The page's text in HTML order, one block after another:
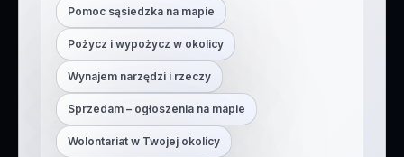
Pomoc sąsiedzka na mapie
Pożycz i wypożycz w okolicy
Wynajem narzędzi i rzeczy
Sprzedam – ogłoszenia na mapie
Wolontariat w Twojej okolicy